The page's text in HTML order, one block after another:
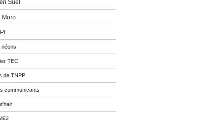
Suel
Moro
néons
TEC
de TNPPI
communicants